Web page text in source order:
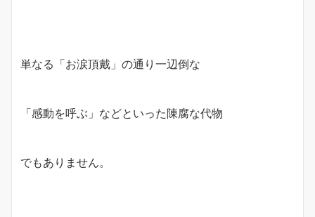
単なる「お涙頂戴」の通り一辺倒な
「感動を呼ぶ」などといった陳腐な代物
でもありません。